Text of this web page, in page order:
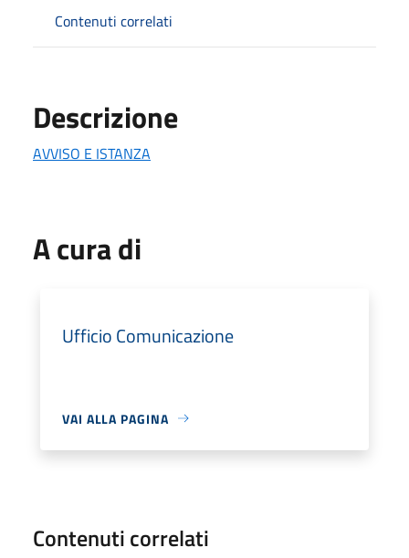
Contenuti correlati
Descrizione
AVVISO E ISTANZA
A cura di
Ufficio Comunicazione
VAI ALLA PAGINA
Contenuti correlati